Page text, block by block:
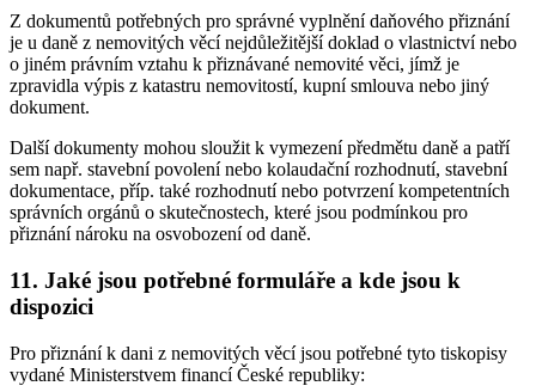
Z dokumentů potřebných pro správné vyplnění daňového přiznání
je u daně z nemovitých věcí nejdůležitější doklad o vlastnictví nebo
o jiném právním vztahu k přiznávané nemovité věci, jímž je
zpravidla výpis z katastru nemovitostí, kupní smlouva nebo jiný
dokument.
Další dokumenty mohou sloužit k vymezení předmětu daně a patří
sem např. stavební povolení nebo kolaudační rozhodnutí, stavební
dokumentace, příp. také rozhodnutí nebo potvrzení kompetentních
správních orgánů o skutečnostech, které jsou podmínkou pro
přiznání nároku na osvobození od daně.
11. Jaké jsou potřebné formuláře a kde jsou k
dispozici
Pro přiznání k dani z nemovitých věcí jsou potřebné tyto tiskopisy
vydané Ministerstvem financí České republiky: